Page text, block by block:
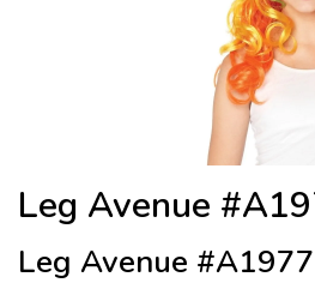
Leg Avenue
Leg Avenue